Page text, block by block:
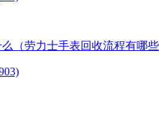
（劳力士手表回收流程有哪